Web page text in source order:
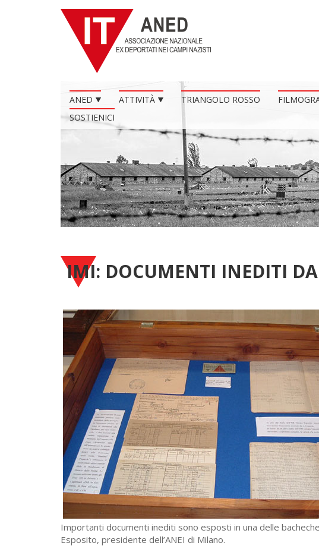
ANED ATTIVITÀ TRIANGOLO ROSSO
SOSTIENICI
IMI: DOCUMENTI INEDITI DA
Importanti documenti inediti sono esposti in una delle
Esposito, presidente dell’ANEI di Milano.